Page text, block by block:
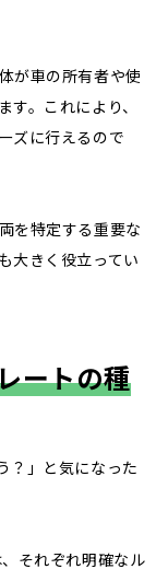
が車の所有者や使
。これにより、
ズに行えるので
を特定する重要な
大きく役立ってい
ートの種
？」と気になった
それぞれ明確なル